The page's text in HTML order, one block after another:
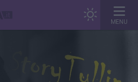
MENU